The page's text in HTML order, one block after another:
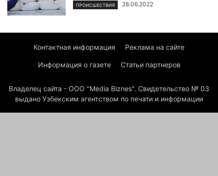
ПРОИСШЕСТВИЯ 28.06.2022
Контактная информация Реклама на сайте
Информация о газете Статьи партнеров
Владелец сайта - ООО "Media Biznes". Свидетельство № 03
выдано Узбекским агентством по печати и информации